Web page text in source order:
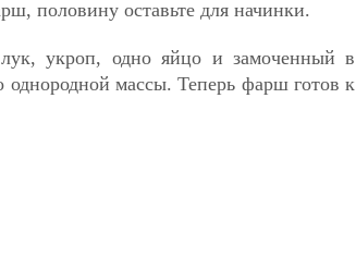
половину оставьте для начинки.
укроп, одно яйцо и замоченный в
массы. Теперь фарш готов к